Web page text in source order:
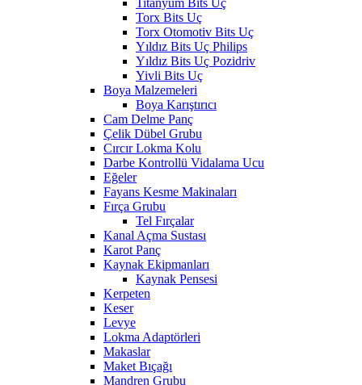
Titanyum Bits Uç
Torx Bits Uç
Torx Otomotiv Bits Uç
Yıldız Bits Uç Philips
Yıldız Bits Uç Pozidriv
Yivli Bits Uç
Boya Malzemeleri
Boya Karıştırıcı
Cam Delme Panç
Çelik Dübel Grubu
Cırcır Lokma Kolu
Darbe Kontrollü Vidalama Ucu
Eğeler
Fayans Kesme Makinaları
Fırça Grubu
Tel Fırçalar
Kanal Açma Sustası
Karot Panç
Kaynak Ekipmanları
Kaynak Pensesi
Kerpeten
Keser
Levye
Lokma Adaptörleri
Makaslar
Maket Bıçağı
Mandren Grubu